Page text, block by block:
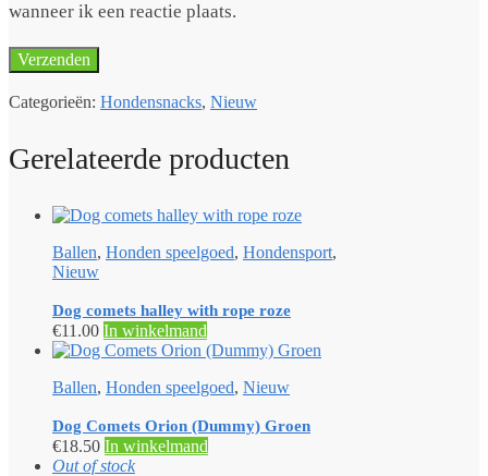
wanneer ik een reactie plaats.
Categorieën: Hondensnacks, Nieuw
Gerelateerde producten
Ballen, Honden speelgoed, Hondensport,
Nieuw
Dog comets halley with rope roze
€11.00 In winkelmand
Ballen, Honden speelgoed, Nieuw
Dog Comets Orion (Dummy) Groen
€18.50 In winkelmand
Out of stock